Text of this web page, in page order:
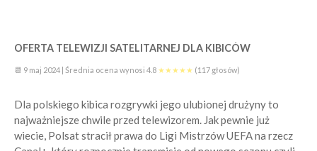
OFERTA TELEWIZJI SATELITARNEJ DLA KIBICÓW
📆 9 maj 2024 Średnia ocena wynosi 4.8 ★★★★★ (117 głosów)
Dla polskiego kibica rozgrywki jego ulubionej drużyny to
najważniejsze chwile przed telewizorem. Jak pewnie już
wiecie, Polsat stracił prawa do Ligi Mistrzów UEFA na rzecz